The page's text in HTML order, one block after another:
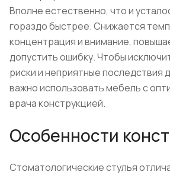
Вполне естественно, что и
гораздо быстрее. Снижается
концентрация и внимание,
допустить ошибку. Чтобы
риски и неприятные последствия
важно использовать мебель с
врача конструкцией.
Особенности
Стоматологические стулья